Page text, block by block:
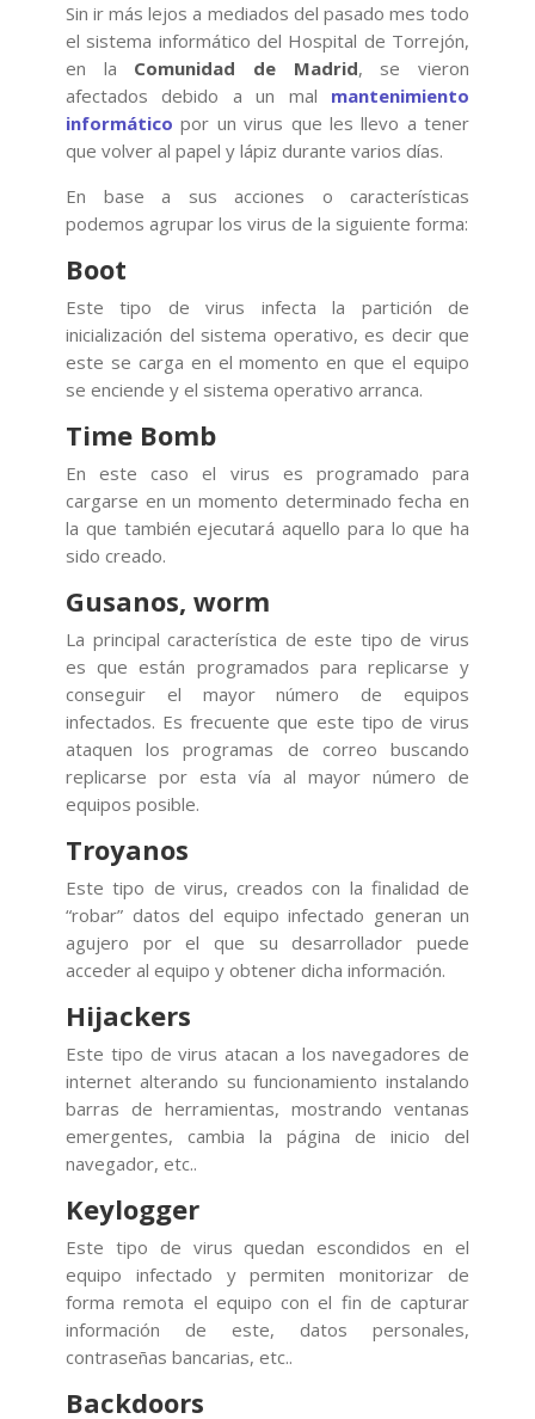
Sin ir más lejos a mediados del pasado mes todo
el sistema informático del Hospital de Torrejón,
en la Comunidad de Madrid, se vieron
afectados debido a un mal mantenimiento
informático por un virus que les llevo a tener
que volver al papel y lápiz durante varios días.
En base a sus acciones o características
podemos agrupar los virus de la siguiente forma:
Boot
Este tipo de virus infecta la partición de
inicialización del sistema operativo, es decir que
este se carga en el momento en que el equipo
se enciende y el sistema operativo arranca.
Time Bomb
En este caso el virus es programado para
cargarse en un momento determinado fecha en
la que también ejecutará aquello para lo que ha
sido creado.
Gusanos, worm
La principal característica de este tipo de virus
es que están programados para replicarse y
conseguir el mayor número de equipos
infectados. Es frecuente que este tipo de virus
ataquen los programas de correo buscando
replicarse por esta vía al mayor número de
equipos posible.
Troyanos
Este tipo de virus, creados con la finalidad de
“robar” datos del equipo infectado generan un
agujero por el que su desarrollador puede
acceder al equipo y obtener dicha información.
Hijackers
Este tipo de virus atacan a los navegadores de
internet alterando su funcionamiento instalando
barras de herramientas, mostrando ventanas
emergentes, cambia la página de inicio del
navegador, etc..
Keylogger
Este tipo de virus quedan escondidos en el
equipo infectado y permiten monitorizar de
forma remota el equipo con el fin de capturar
información de este, datos personales,
contraseñas bancarias, etc..
Backdoors